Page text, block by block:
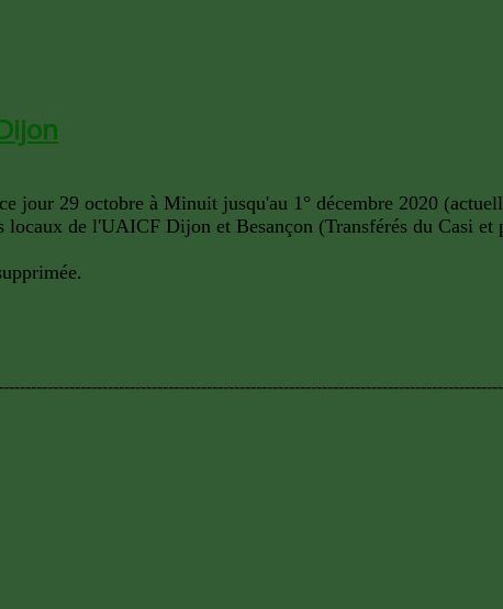
jour 29 octobre à Minuit jusqu'au 1° décembre 2020
de l'UAICF Dijon et Besançon (Transférés du Casi et